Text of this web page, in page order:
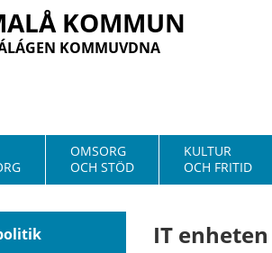
KOMMUN
KOMMUVDNA
OMSORG
OCH STÖD
KULTUR
OCH FRITID
IT enheten